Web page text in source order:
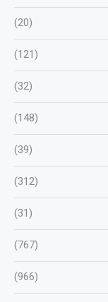
(20)
(121)
(32)
(148)
(39)
(312)
(31)
(767)
(966)